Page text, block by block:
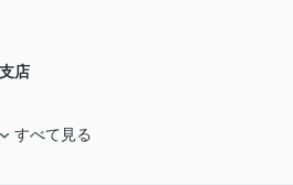
店
すべて見る